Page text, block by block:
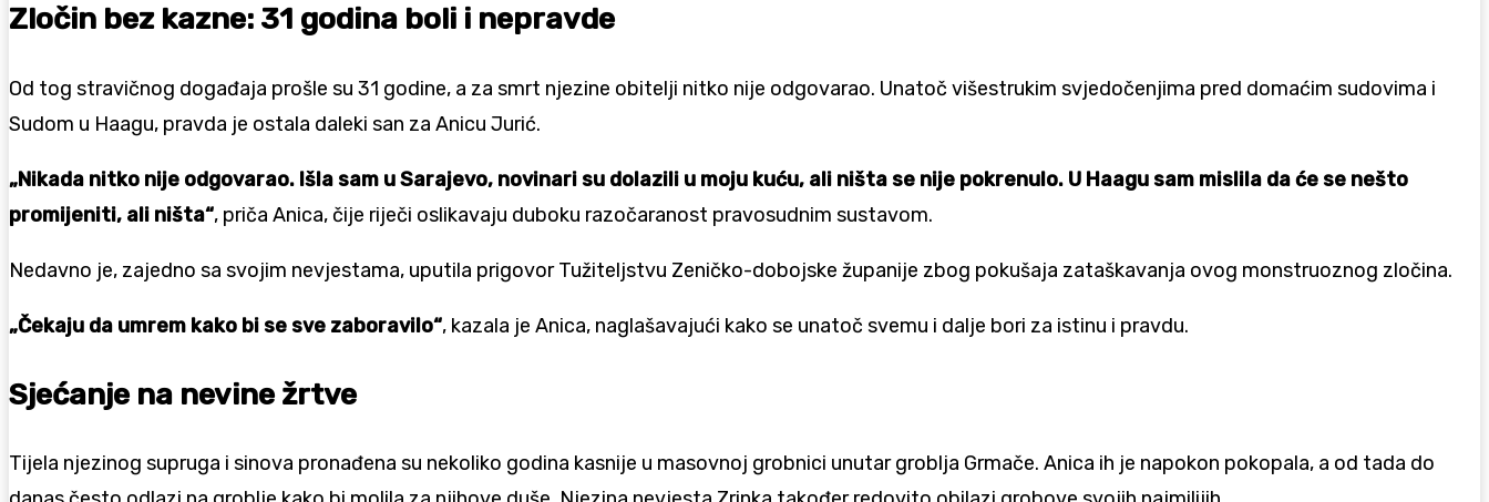
Zločin bez kazne: 31 godina boli i nepravde
Od tog stravičnog događaja prošle su 31 godine, a za smrt njezine obitelji nitko nije odgovarao. Unatoč višestrukim svjedočenjima pred domaćim sudovima i
Sudom u Haagu, pravda je ostala daleki san za Anicu Jurić.
„Nikada nitko nije odgovarao. Išla sam u Sarajevo, novinari su dolazili u moju kuću, ali ništa se nije pokrenulo. U Haagu sam mislila da će se nešto
promijeniti, ali ništa“, priča Anica, čije riječi oslikavaju duboku razočaranost pravosudnim sustavom.
Nedavno je, zajedno sa svojim nevjestama, uputila prigovor Tužiteljstvu Zeničko-dobojske županije zbog pokušaja zataškavanja ovog monstruoznog zločina.
„Čekaju da umrem kako bi se sve zaboravilo“, kazala je Anica, naglašavajući kako se unatoč svemu i dalje bori za istinu i pravdu.
Sjećanje na nevine žrtve
Tijela njezinog supruga i sinova pronađena su nekoliko godina kasnije u masovnoj grobnici unutar groblja Grmače. Anica ih je napokon pokopala, a od tada do